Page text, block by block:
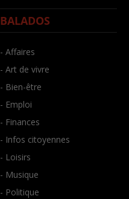
BALADOS
- Affaires
- Art de vivre
- Bien-être
- Emploi
- Finances
- Infos citoyennes
- Loisirs
- Musique
- Politique